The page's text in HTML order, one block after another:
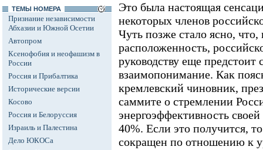
ТЕМЫ НОМЕРА
Признание независимости
Абхазии и Южной Осетии
Автопром
Ксенофобия и неофашизм в
России
Россия и Прибалтика
Исторические версии
Косово
Россия и Белоруссия
Израиль и Палестина
Дело ЮКОСа
Это была настоящая
некоторых членов
Чуть позже стало ясно,
расположенность,
руководству еще предстоит
взаимопонимание. Как
кремлевский чиновник,
саммите о стремлении
энергоэффективность
40%. Если это получится,
сокращен по отношению к